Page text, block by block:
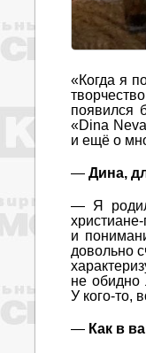
«Когда я
появился
«Dina
и ещё о
— Дина,
— Я
и
довольно
не обидно
У кого-то,
— Как в